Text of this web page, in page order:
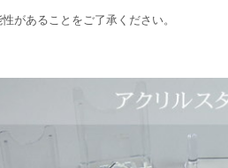
があることをご了承ください。